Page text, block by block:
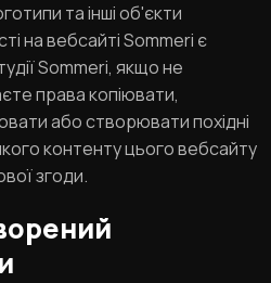
та інші об'єкти
на вебсайті Sommeri є
Sommeri, якщо не
права копіювати,
або створювати похідні
контенту цього вебсайту
згоди.